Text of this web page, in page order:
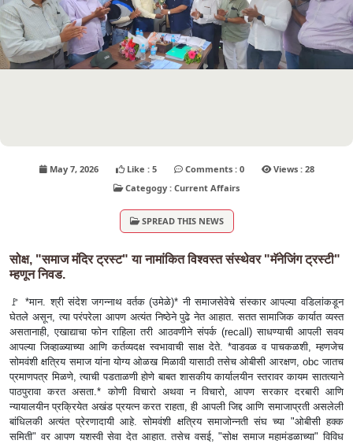
May 7, 2026 Like : 5 Comments : 0
Views : 28
Categogy : Current Affairs
SPREAD THIS NEWS
सोक्ष, "समाज मंदिर ट्रस्ट" या नामांकित विश्वस्त संस्थेवर "मॅनेजिंग ट्रस्टी"
म्हणून निवड.
🚩 *मान. श्री संदेश जगन्नाथ वर्तक (उमेळे)* नी समाजसेवेचे संस्कार आपल्या वडिलांकडून
घेतले असून, त्या परंपरेला आपण अत्यंत निष्ठेने पुढे नेत आहात. सतत सामाजिक कार्यात व्यस्त
असतानाही, एखाद्याचा फोन राहिला तरी आठवणीने संपर्क (recall) साधण्याची आपली सवय
आपल्या जिव्हाळ्याच्या आणि कर्तव्यदक्ष स्वभावाची साक्ष देते. *वाडवळ व पाचकळशी, म्हणजेच
सोमवंशी क्षत्रिय समाज यांना योग्य ओळख मिळावी यासाठी तसेच ओबीसी आरक्षण, obc जातच
प्रमाणपत्र मिळणे, त्याची पडताळणी होणे बाबत शासकीय कार्यालयीन स्तरावर कायम सातत्याने
पाठपुरावा करत असता.* कोणी विचारो अथवा न विचारो, आपण सरकार दरबारी आणि
न्यायालयीन प्रक्रियेत अखंड प्रयत्न करत राहता, ही आपली जिद्द आणि समाजाप्रती असलेली
बांधिलकी अत्यंत प्रेरणादायी आहे. सोमवंशी क्षत्रिय समाजोन्नती संघ च्या "ओबीसी हक्क
समिती" वर आपण यशस्वी सेवा देत आहात. तसेच वसई, "सोक्ष समाज महामंडळाच्या" विविध